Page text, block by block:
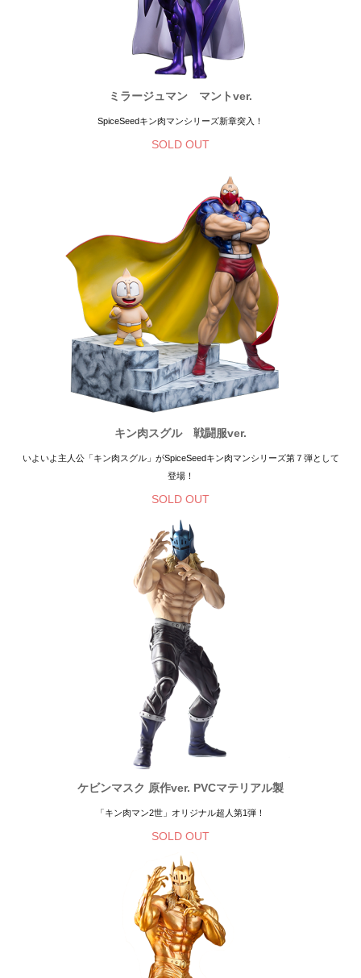
ミラージュマン マントver.
SpiceSeedキン肉マンシリーズ新章突入！
SOLD OUT
キン肉スグル 戦闘服ver.
いよいよ主人公「キン肉スグル」がSpiceSeedキン肉マンシリーズ第７弾として
登場！
SOLD OUT
ケビンマスク 原作ver. PVCマテリアル製
「キン肉マン2世」オリジナル超人第1弾！
SOLD OUT